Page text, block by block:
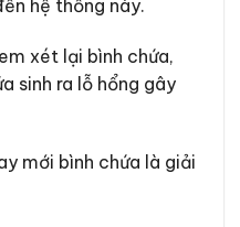
hệ thống này.
xét lại bình chứa,
sinh ra lỗ hổng gây
mới bình chứa là giải